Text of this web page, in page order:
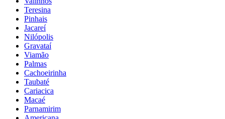
Teresina
Pinhais
Jacareí
Nilópolis
Gravataí
Viamão
Palmas
Cachoeirinha
Taubaté
Cariacica
Macaé
Parnamirim